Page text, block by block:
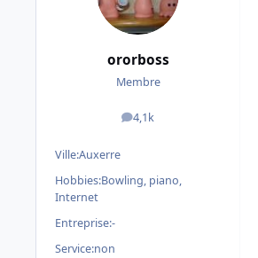
ororboss
Membre
4,1k
messages
Ville:Auxerre
Hobbies:Bowling, piano,
Internet
Entreprise:-
Service:non